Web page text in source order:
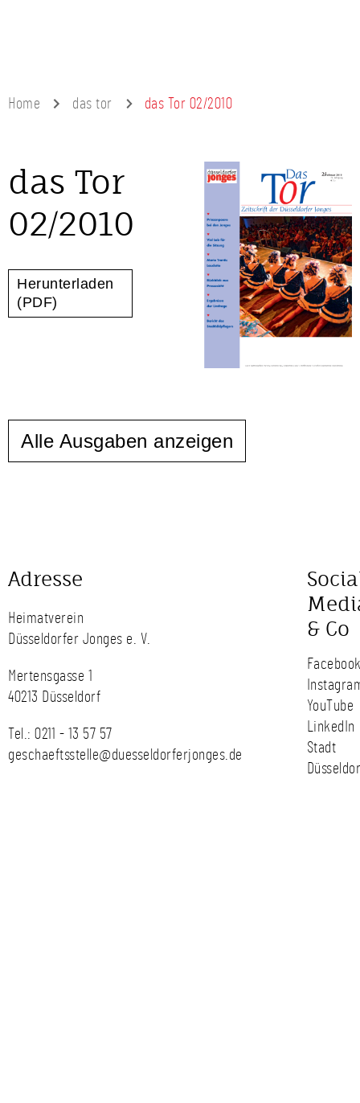
Home das tor das Tor 02/2010
das Tor
02/2010
Herunterladen
(PDF)
Alle Ausgaben anzeigen
Adresse
Heimatverein
Düsseldorfer Jonges e. V.
Mertensgasse 1
40213 Düsseldorf
Tel.: 0211 - 13 57 57
geschaeftsstelle@duesseldorferjonges.de
& Co
YouTube
LinkedIn
Stadt